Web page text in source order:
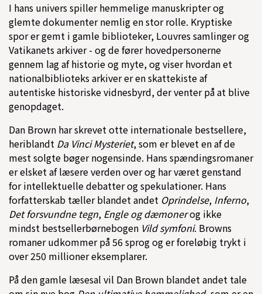
I hans univers spiller hemmelige manuskripter og
glemte dokumenter nemlig en stor rolle. Kryptiske
spor er gemt i gamle biblioteker, Louvres samlinger og
Vatikanets arkiver - og de fører hovedpersonerne
gennem lag af historie og myte, og viser hvordan et
nationalbiblioteks arkiver er en skattekiste af
autentiske historiske vidnesbyrd, der venter på at blive
genopdaget.
Dan Brown har skrevet otte internationale bestsellere,
heriblandt Da Vinci Mysteriet, som er blevet en af de
mest solgte bøger nogensinde. Hans spændingsromaner
er elsket af læsere verden over og har været genstand
for intellektuelle debatter og spekulationer. Hans
forfatterskab tæller blandet andet Oprindelse, Inferno,
Det forsvundne tegn, Engle og dæmonerog ikke
mindst bestsellerbørnebogen Vild symfoni. Browns
romaner udkommer på 56 sprog og er foreløbig trykt i
over 250 millioner eksemplarer.
På den gamle læsesal vil Dan Brown blandet andet tale